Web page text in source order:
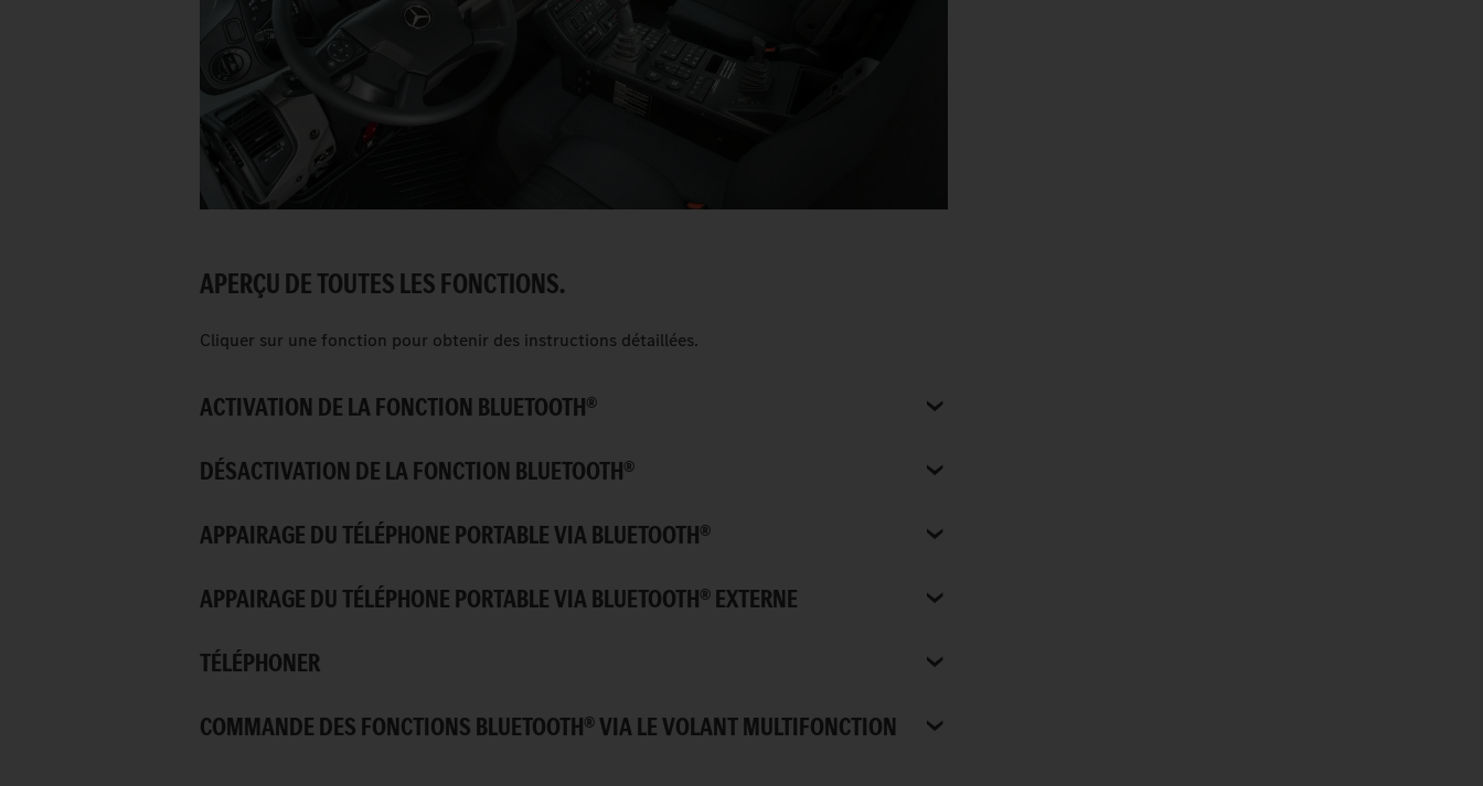
APERÇU DE TOUTES LES FONCTIONS.
Cliquer sur une fonction pour obtenir des instructions détaillées.
ACTIVATION DE LA FONCTION BLUETOOTH®
DÉSACTIVATION DE LA FONCTION BLUETOOTH®
APPAIRAGE DU TÉLÉPHONE PORTABLE VIA BLUETOOTH®
APPAIRAGE DU TÉLÉPHONE PORTABLE VIA BLUETOOTH® EXTERNE
TÉLÉPHONER
COMMANDE DES FONCTIONS BLUETOOTH® VIA LE VOLANT MULTIFONCTION